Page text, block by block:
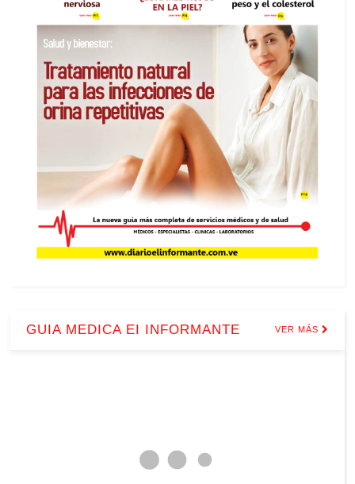
GUIA MEDICA EI INFORMANTE VER MÁS